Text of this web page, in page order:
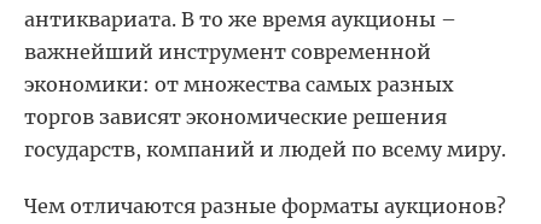
антиквариата. В то же время аукционы –
важнейший инструмент современной
экономики: от множества самых разных
торгов зависят экономические решения
государств, компаний и людей по всему миру.
Чем отличаются разные форматы аукционов?